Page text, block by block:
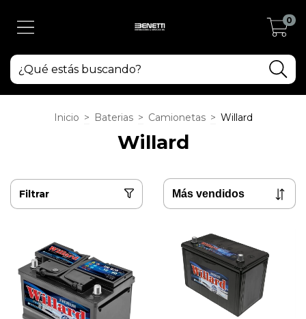
0
Inicio > Baterias > Camionetas > Willard
Willard
Filtrar